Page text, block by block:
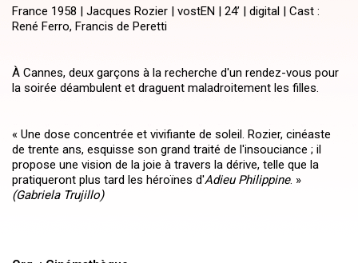
France 1958 | Jacques Rozier | vostEN | 24’ | digital | Cast :
René Ferro, Francis de Peretti
À Cannes, deux garçons à la recherche d'un rendez-vous pour
la soirée déambulent et draguent maladroitement les filles.
« Une dose concentrée et vivifiante de soleil. Rozier, cinéaste
de trente ans, esquisse son grand traité de l'insouciance ; il
propose une vision de la joie à travers la dérive, telle que la
pratiqueront plus tard les héroïnes d'Adieu Philippine. »
(Gabriela Trujillo)